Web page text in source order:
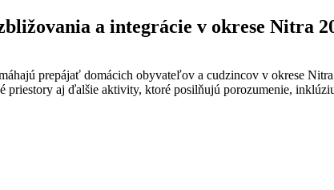
a integrácie v okrese Nitra
prepájať domácich obyvateľov a cudzincov v okrese
priestory aj ďalšie aktivity, ktoré posilňujú porozumenie,